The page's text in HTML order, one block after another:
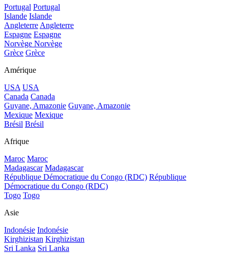
Portugal Portugal
Islande Islande
Angleterre Angleterre
Espagne Espagne
Norvège Norvège
Grèce Grèce
Amérique
USA USA
Canada Canada
Guyane, Amazonie Guyane, Amazonie
Mexique Mexique
Brésil Brésil
Afrique
Maroc Maroc
Madagascar Madagascar
République Démocratique du Congo (RDC) République
Démocratique du Congo (RDC)
Togo Togo
Asie
Indonésie Indonésie
Kirghizistan Kirghizistan
Sri Lanka Sri Lanka